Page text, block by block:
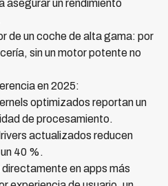
asegurar un rendimiento
de un coche de alta gama: por
sin un motor potente no
en 2025:
optimizados reportan un
de procesamiento.
actualizados reducen
40 %.
en apps más